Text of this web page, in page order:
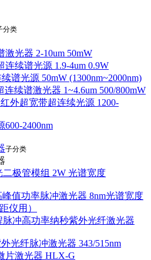
分类
激光器 2-10um 50mW
连续谱光源 1.9-4um 0.9W
谱光源 50mW (1300nm~2000nm)
连续谱激光器 1~4.6um 500/800mW
外超宽带超连续光源 1200-
600-2400nm
子分类
二极管模组 2W 光谱宽度
峰值功率脉冲激光器 8nm光谱宽度
仪用）
冲高功率纳秒紫外光纤激光器
光纤脉冲激光器 343/515nm
片激光器 HLX-G